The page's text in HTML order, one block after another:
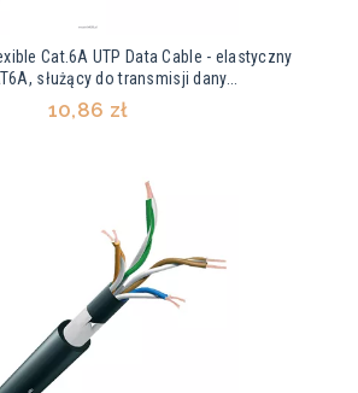
Cat.6A UTP Data Cable - elastyczny
służący do transmisji dany...
10,86 zł